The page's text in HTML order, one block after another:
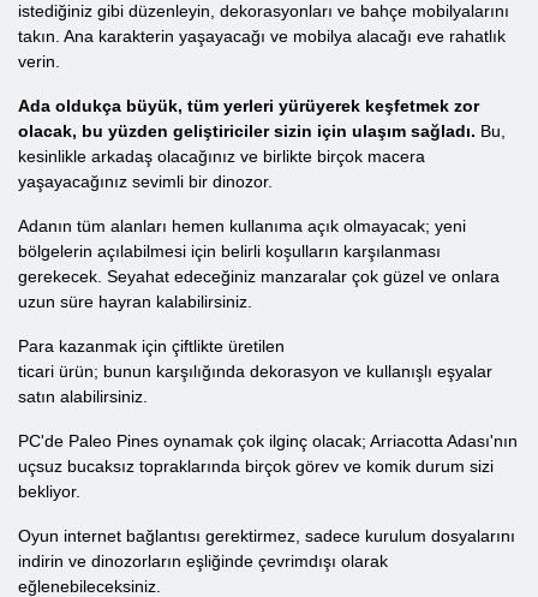
istediğiniz gibi düzenleyin, dekorasyonları ve bahçe mobilyalarını
takın. Ana karakterin yaşayacağı ve mobilya alacağı eve rahatlık
verin.
Ada oldukça büyük, tüm yerleri yürüyerek keşfetmek zor
olacak, bu yüzden geliştiriciler sizin için ulaşım sağladı. Bu,
kesinlikle arkadaş olacağınız ve birlikte birçok macera
yaşayacağınız sevimli bir dinozor.
Adanın tüm alanları hemen kullanıma açık olmayacak; yeni
bölgelerin açılabilmesi için belirli koşulların karşılanması
gerekecek. Seyahat edeceğiniz manzaralar çok güzel ve onlara
uzun süre hayran kalabilirsiniz.
Para kazanmak için çiftlikte üretilen
ticari ürün; bunun karşılığında dekorasyon ve kullanışlı eşyalar
satın alabilirsiniz.
PC'de Paleo Pines oynamak çok ilginç olacak; Arriacotta Adası'nın
uçsuz bucaksız topraklarında birçok görev ve komik durum sizi
bekliyor.
Oyun internet bağlantısı gerektirmez, sadece kurulum dosyalarını
indirin ve dinozorların eşliğinde çevrimdışı olarak
eğlenebileceksiniz.